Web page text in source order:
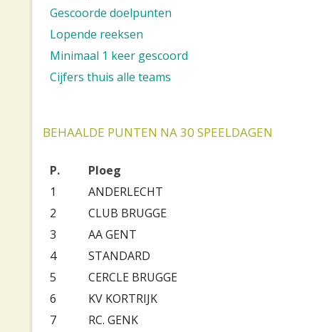
Gescoorde doelpunten
Lopende reeksen
Minimaal 1 keer gescoord
Cijfers thuis alle teams
BEHAALDE PUNTEN NA 30 SPEELDAGEN
P.
Ploeg
1
ANDERLECHT
2
CLUB BRUGGE
3
AA GENT
4
STANDARD
5
CERCLE BRUGGE
6
KV KORTRIJK
7
RC. GENK